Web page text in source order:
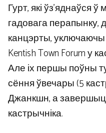
Гурт, які ўз’яднаўся
гадовага
канцэрты,
Kentish Town Forum у
Але іх першы поўны
сёння ўвечары (5
Джанкшн, а
кастрычніка.